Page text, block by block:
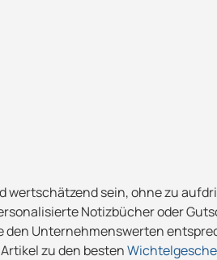
sein, ohne zu
Notizbücher oder
den Unternehmenswerten
zu den besten